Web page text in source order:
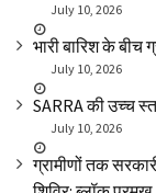
July 10, 2026
भारी बारिश के बीच
July 10, 2026
SARRA की उच्च
July 10, 2026
ग्रामीणों तक